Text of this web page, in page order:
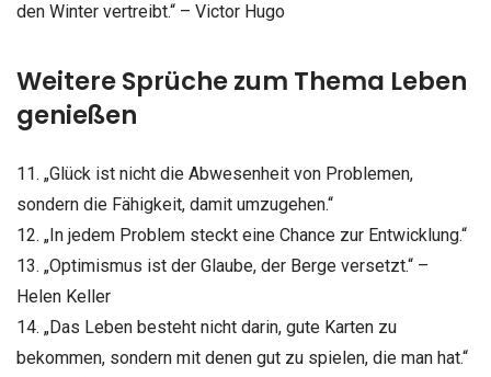
den Winter vertreibt.“ – Victor Hugo
Weitere Sprüche zum Thema Leben
genießen
11. „Glück ist nicht die Abwesenheit von Problemen,
sondern die Fähigkeit, damit umzugehen.“
12. „In jedem Problem steckt eine Chance zur Entwicklung.“
13. „Optimismus ist der Glaube, der Berge versetzt.“ –
Helen Keller
14. „Das Leben besteht nicht darin, gute Karten zu
bekommen, sondern mit denen gut zu spielen, die man hat.“